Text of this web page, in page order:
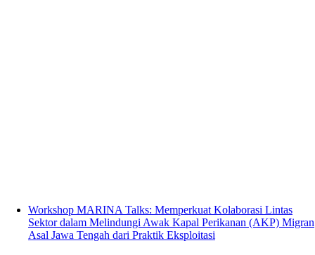
Workshop MARINA Talks: Memperkuat Kolaborasi Lintas
Sektor dalam Melindungi Awak Kapal Perikanan (AKP) Migran
Asal Jawa Tengah dari Praktik Eksploitasi